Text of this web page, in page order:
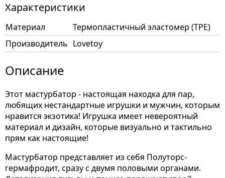
Характеристики
Материал
Термопластичный эластомер (TPE)
Производитель Lovetoy
Описание
Этот мастурбатор - настоящая находка для пар,
любящих нестандартные игрушки и мужчин, которым
нравится экзотика! Игрушка имеет невероятный
материал и дизайн, которые визуально и тактильно
прям как настоящие!
Мастурбатор представляет из себя Полуторс-
гермафродит, сразу с двумя половыми органами.